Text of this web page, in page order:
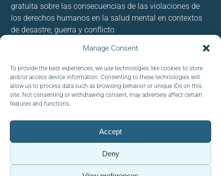
Manage Consent
To provide the best experiences, we use technologies like cookies to store
and/or access device information. Consenting to these technologies will
allow us to process data such as browsing behavior or unique IDs on this
site. Not consenting or withdrawing consent, may adversely affect certain
features and functions.
Accept
Deny
gratuita sobre las consecuencias de las violaciones de
los derechos humanos en la salud mental en contextos
de desastre, guerra y conflicto.
Usamos cookies para brindar y mejorar nuestros
Follow us:
CORREO ELECTRÓNICO :